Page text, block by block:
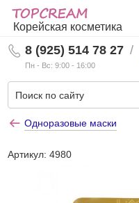
Корейская косметика
8 (925) 514 78 27
Пн - Вс: 9:00 - 16:00
/
Одноразовые маски
Артикул:4980